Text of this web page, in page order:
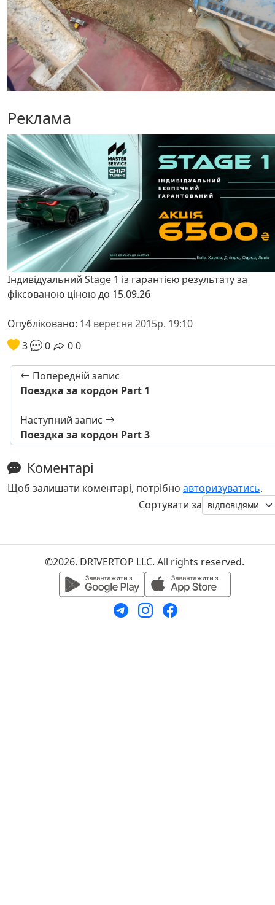
Реклама
Індивідуальний Stage 1 із гарантією результату за
фіксованою ціною до 15.09.26
Опубліковано: 14 вересня 2015р. 19:10
3
0 00
Попередній запис
Поездка за кордон Part 1
Наступний запис
Поездка за кордон Part 3
Коментарі
Щоб залишати коментарі, потрібно авторизуватись.
Сортувати за
©2026. DRIVERTOP LLC. All rights reserved.